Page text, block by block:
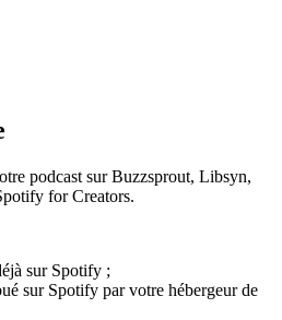
podcast sur Buzzsprout, Libsyn,
for Creators.
sur Spotify ;
sur Spotify par votre hébergeur de